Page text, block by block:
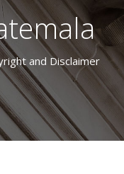
and Disclaimer